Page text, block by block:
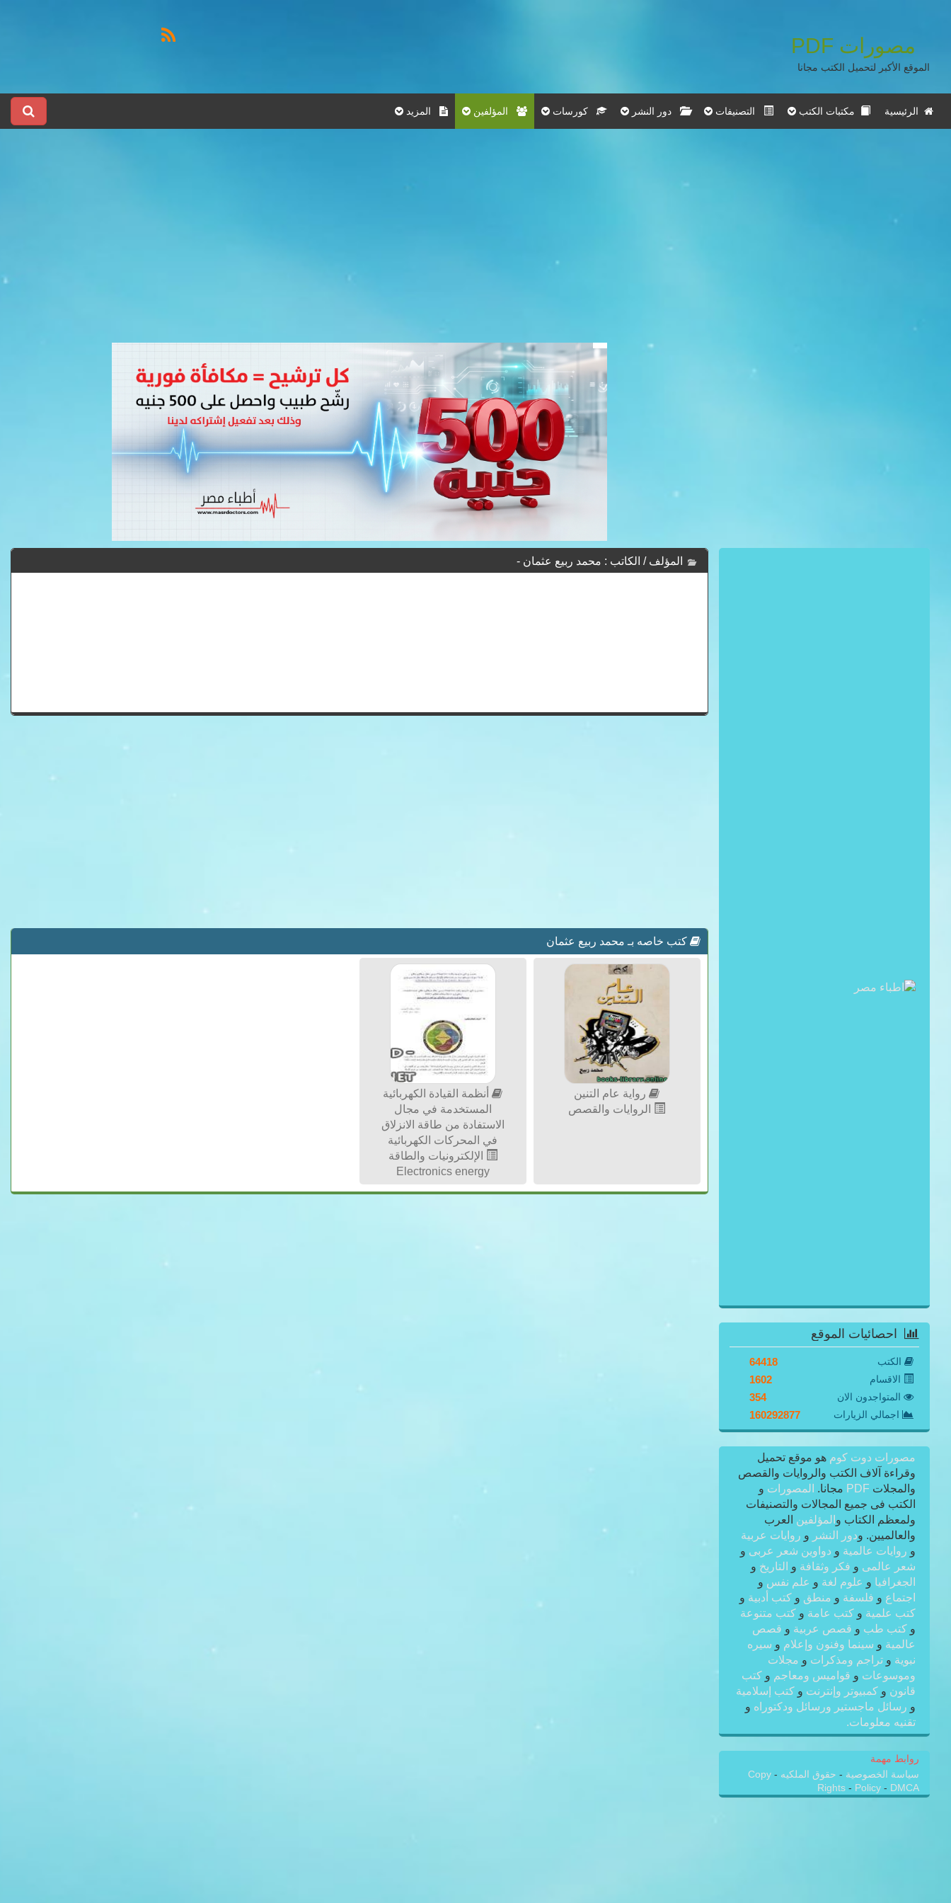
مصورات PDF
الموقع الأكبر لتحميل الكتب مجانا
الرئيسية مكتبات الكتب التصنيفات دور النشر كورسات المؤلفين المزيد
المؤلف / الكاتب : محمد ربيع عثمان -
كتب خاصه بـ محمد ربيع عثمان
رواية عام التنين
الروايات والقصص
أنظمة القيادة الكهربائية
المستخدمة في مجال
الاستفادة من طاقة الانزلاق
في المحركات الكهربائية
الإلكترونيات والطاقة
Electronics energy
احصائيات الموقع
الكتب 64418
الاقسام 1602
المتواجدون الان 354
اجمالي الزيارات 160292877
مصورات دوت كوم هو موقع تحميل
وقراءة آلاف الكتب والروايات والقصص
والمجلات PDF مجانا. المصورات و
الكتب فى جميع المجالات والتصنيفات
ولمعظم الكتاب و المؤلفين العرب
والعالميين. ودور النشر و روايات عربية
و روايات عالمية و دواوين شعر عربى و
شعر عالمى و فكر وثقافة و التاريخ و
الجغرافيا و علوم لغة و علم نفس و
اجتماع و فلسفة و منطق و كتب أدبية و
كتب علمية و كتب عامة و كتب متنوعة
و كتب طب و قصص عربية و قصص
عالمية و سينما وفنون وإعلام و سيره
نبوية و تراجم ومذكرات و مجلات
وموسوعات و قواميس ومعاجم و كتب
قانون و كمبيوتر وإنترنت و كتب إسلامية
و رسائل ماجستير ورسائل ودكتوراه و
تقنيه معلومات.
روابط مهمة
سياسة الخصوصية - حقوق الملكيه -
Copy
Rights - Policy - DMCA